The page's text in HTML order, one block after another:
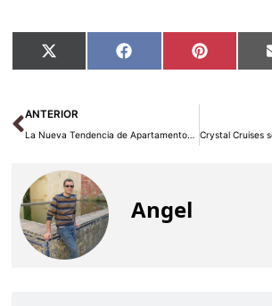
Compartir
en
X
(Twitter)
Compartir
en
Facebook Compartir
en
Pinterest
Ant
ANTERIOR
La Nueva Tendencia de Apartamentos Boutique en Madrid
Angel